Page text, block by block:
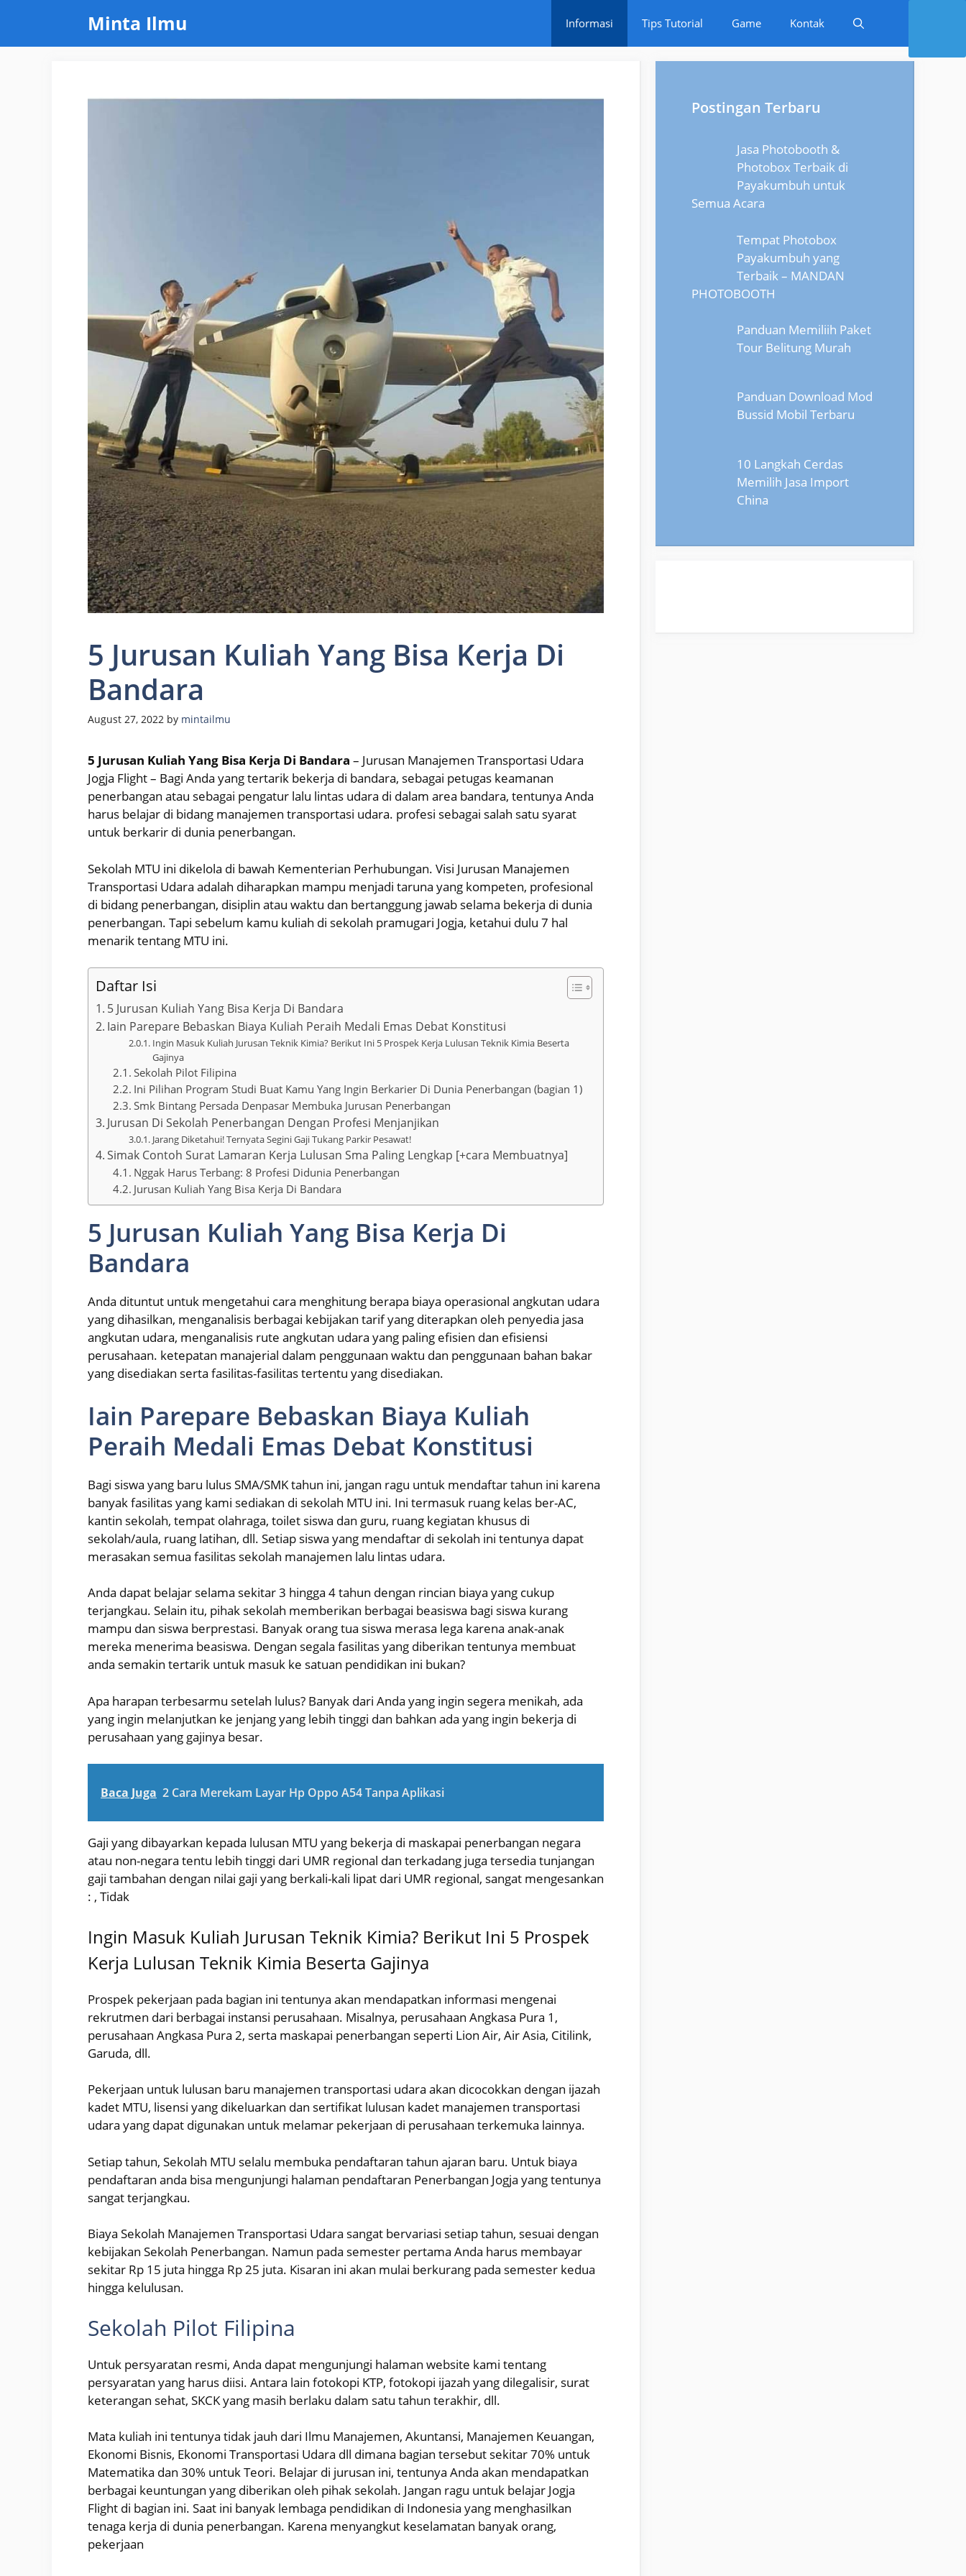
content
Minta Ilmu Informasi Tips Tutorial Game Kontak
5 Jurusan Kuliah Yang Bisa Kerja Di
Bandara
August 27, 2022 by mintailmu
5 Jurusan Kuliah Yang Bisa Kerja Di Bandara – Jurusan Manajemen Transportasi Udara
Jogja Flight – Bagi Anda yang tertarik bekerja di bandara, sebagai petugas keamanan
penerbangan atau sebagai pengatur lalu lintas udara di dalam area bandara, tentunya Anda
harus belajar di bidang manajemen transportasi udara. profesi sebagai salah satu syarat
untuk berkarir di dunia penerbangan.
Sekolah MTU ini dikelola di bawah Kementerian Perhubungan. Visi Jurusan Manajemen
Transportasi Udara adalah diharapkan mampu menjadi taruna yang kompeten, profesional
di bidang penerbangan, disiplin atau waktu dan bertanggung jawab selama bekerja di dunia
penerbangan. Tapi sebelum kamu kuliah di sekolah pramugari Jogja, ketahui dulu 7 hal
menarik tentang MTU ini.
Daftar Isi
5 Jurusan Kuliah Yang Bisa Kerja Di Bandara
Iain Parepare Bebaskan Biaya Kuliah Peraih Medali Emas Debat Konstitusi
Ingin Masuk Kuliah Jurusan Teknik Kimia? Berikut Ini 5 Prospek Kerja Lulusan Teknik Kimia Beserta
Gajinya
Sekolah Pilot Filipina
Ini Pilihan Program Studi Buat Kamu Yang Ingin Berkarier Di Dunia Penerbangan (bagian 1)
Smk Bintang Persada Denpasar Membuka Jurusan Penerbangan
Jurusan Di Sekolah Penerbangan Dengan Profesi Menjanjikan
Jarang Diketahui! Ternyata Segini Gaji Tukang Parkir Pesawat!
Simak Contoh Surat Lamaran Kerja Lulusan Sma Paling Lengkap [+cara Membuatnya]
Nggak Harus Terbang: 8 Profesi Didunia Penerbangan
Jurusan Kuliah Yang Bisa Kerja Di Bandara
5 Jurusan Kuliah Yang Bisa Kerja Di
Bandara
Anda dituntut untuk mengetahui cara menghitung berapa biaya operasional angkutan udara
yang dihasilkan, menganalisis berbagai kebijakan tarif yang diterapkan oleh penyedia jasa
angkutan udara, menganalisis rute angkutan udara yang paling efisien dan efisiensi
perusahaan. ketepatan manajerial dalam penggunaan waktu dan penggunaan bahan bakar
yang disediakan serta fasilitas-fasilitas tertentu yang disediakan.
Iain Parepare Bebaskan Biaya Kuliah
Peraih Medali Emas Debat Konstitusi
Bagi siswa yang baru lulus SMA/SMK tahun ini, jangan ragu untuk mendaftar tahun ini karena
banyak fasilitas yang kami sediakan di sekolah MTU ini. Ini termasuk ruang kelas ber-AC,
kantin sekolah, tempat olahraga, toilet siswa dan guru, ruang kegiatan khusus di
sekolah/aula, ruang latihan, dll. Setiap siswa yang mendaftar di sekolah ini tentunya dapat
merasakan semua fasilitas sekolah manajemen lalu lintas udara.
Anda dapat belajar selama sekitar 3 hingga 4 tahun dengan rincian biaya yang cukup
terjangkau. Selain itu, pihak sekolah memberikan berbagai beasiswa bagi siswa kurang
mampu dan siswa berprestasi. Banyak orang tua siswa merasa lega karena anak-anak
mereka menerima beasiswa. Dengan segala fasilitas yang diberikan tentunya membuat
anda semakin tertarik untuk masuk ke satuan pendidikan ini bukan?
Apa harapan terbesarmu setelah lulus? Banyak dari Anda yang ingin segera menikah, ada
yang ingin melanjutkan ke jenjang yang lebih tinggi dan bahkan ada yang ingin bekerja di
perusahaan yang gajinya besar.
Baca Juga 2 Cara Merekam Layar Hp Oppo A54 Tanpa Aplikasi
Gaji yang dibayarkan kepada lulusan MTU yang bekerja di maskapai penerbangan negara
atau non-negara tentu lebih tinggi dari UMR regional dan terkadang juga tersedia tunjangan
gaji tambahan dengan nilai gaji yang berkali-kali lipat dari UMR regional, sangat mengesankan
: , Tidak
Ingin Masuk Kuliah Jurusan Teknik Kimia? Berikut Ini 5 Prospek
Kerja Lulusan Teknik Kimia Beserta Gajinya
Prospek pekerjaan pada bagian ini tentunya akan mendapatkan informasi mengenai
rekrutmen dari berbagai instansi perusahaan. Misalnya, perusahaan Angkasa Pura 1,
perusahaan Angkasa Pura 2, serta maskapai penerbangan seperti Lion Air, Air Asia, Citilink,
Garuda, dll.
Pekerjaan untuk lulusan baru manajemen transportasi udara akan dicocokkan dengan ijazah
kadet MTU, lisensi yang dikeluarkan dan sertifikat lulusan kadet manajemen transportasi
udara yang dapat digunakan untuk melamar pekerjaan di perusahaan terkemuka lainnya.
Setiap tahun, Sekolah MTU selalu membuka pendaftaran tahun ajaran baru. Untuk biaya
pendaftaran anda bisa mengunjungi halaman pendaftaran Penerbangan Jogja yang tentunya
sangat terjangkau.
Biaya Sekolah Manajemen Transportasi Udara sangat bervariasi setiap tahun, sesuai dengan
kebijakan Sekolah Penerbangan. Namun pada semester pertama Anda harus membayar
sekitar Rp 15 juta hingga Rp 25 juta. Kisaran ini akan mulai berkurang pada semester kedua
hingga kelulusan.
Sekolah Pilot Filipina
Untuk persyaratan resmi, Anda dapat mengunjungi halaman website kami tentang
persyaratan yang harus diisi. Antara lain fotokopi KTP, fotokopi ijazah yang dilegalisir, surat
keterangan sehat, SKCK yang masih berlaku dalam satu tahun terakhir, dll.
Mata kuliah ini tentunya tidak jauh dari Ilmu Manajemen, Akuntansi, Manajemen Keuangan,
Ekonomi Bisnis, Ekonomi Transportasi Udara dll dimana bagian tersebut sekitar 70% untuk
Matematika dan 30% untuk Teori. Belajar di jurusan ini, tentunya Anda akan mendapatkan
berbagai keuntungan yang diberikan oleh pihak sekolah. Jangan ragu untuk belajar Jogja
Flight di bagian ini. Saat ini banyak lembaga pendidikan di Indonesia yang menghasilkan
tenaga kerja di dunia penerbangan. Karena menyangkut keselamatan banyak orang,
pekerjaan
Postingan Terbaru
Jasa Photobooth &
Photobox Terbaik di
Payakumbuh untuk
Semua Acara
Tempat Photobox
Payakumbuh yang
Terbaik – MANDAN
PHOTOBOOTH
Panduan Memiliih Paket
Tour Belitung Murah
Panduan Download Mod
Bussid Mobil Terbaru
10 Langkah Cerdas
Memilih Jasa Import
China